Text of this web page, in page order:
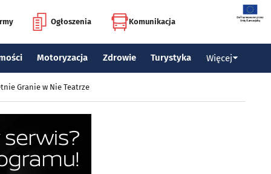
Ogłoszenia Komunikacja
Motoryzacja Zdrowie Turystyka Więcej
Granie w Nie Teatrze